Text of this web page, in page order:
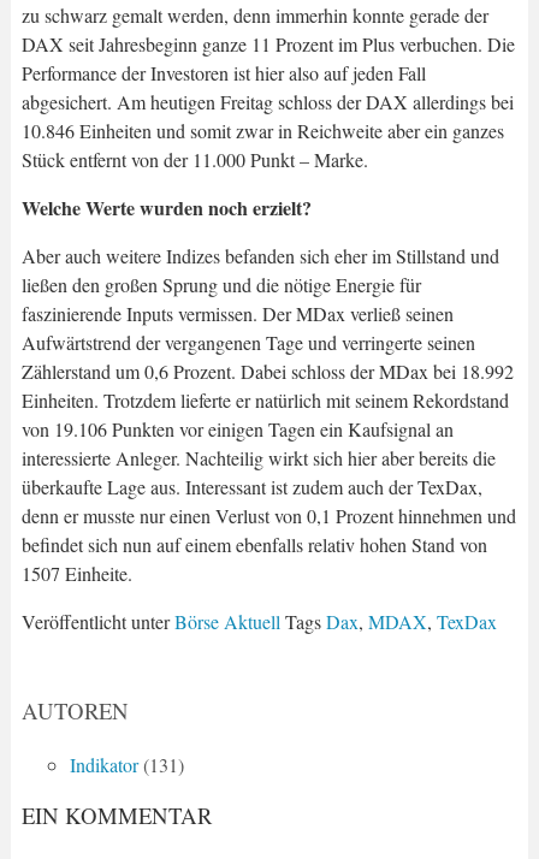
zu schwarz gemalt werden, denn immerhin konnte gerade der
DAX seit Jahresbeginn ganze 11 Prozent im Plus verbuchen. Die
Performance der Investoren ist hier also auf jeden Fall
abgesichert. Am heutigen Freitag schloss der DAX allerdings bei
10.846 Einheiten und somit zwar in Reichweite aber ein ganzes
Stück entfernt von der 11.000 Punkt – Marke.
Welche Werte wurden noch erzielt?
Aber auch weitere Indizes befanden sich eher im Stillstand und
ließen den großen Sprung und die nötige Energie für
faszinierende Inputs vermissen. Der MDax verließ seinen
Aufwärtstrend der vergangenen Tage und verringerte seinen
Zählerstand um 0,6 Prozent. Dabei schloss der MDax bei 18.992
Einheiten. Trotzdem lieferte er natürlich mit seinem Rekordstand
von 19.106 Punkten vor einigen Tagen ein Kaufsignal an
interessierte Anleger. Nachteilig wirkt sich hier aber bereits die
überkaufte Lage aus. Interessant ist zudem auch der TexDax,
denn er musste nur einen Verlust von 0,1 Prozent hinnehmen und
befindet sich nun auf einem ebenfalls relativ hohen Stand von
1507 Einheite.
Veröffentlicht unterBörse Aktuell TagsDax, MDAX, TexDax
AUTOREN
Indikator(131)
EIN KOMMENTAR